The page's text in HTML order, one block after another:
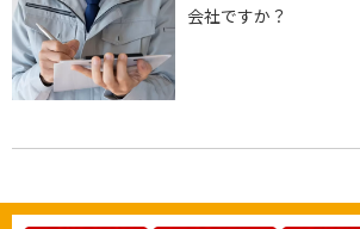
会社ですか？